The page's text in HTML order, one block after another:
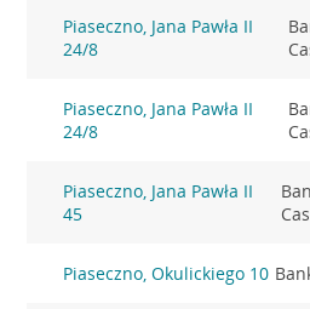
Piaseczno, Jana Pawła II
24/8
Piaseczno, Jana Pawła II
24/8
Piaseczno, Jana Pawła II
45
Piaseczno, Okulickiego 10